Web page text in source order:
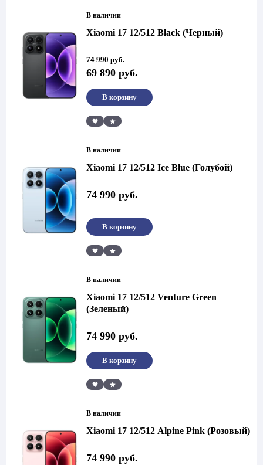
В наличии
Xiaomi 17 12/512 Black (Черный)
74 990руб.
Первоначальная
цена
составляла
990 руб..
69 890 руб.
Текущая
цена:
69
Сравнить
В корзину
В наличии
Xiaomi 17 12/512 Ice Blue (Голубой)
74 990 руб.
Сравнить
В корзину
В наличии
Xiaomi 17 12/512 Venture Green
(Зеленый)
74 990 руб.
Сравнить
В корзину
В наличии
Xiaomi 17 12/512 Alpine Pink (Розовый)
74 990 руб.